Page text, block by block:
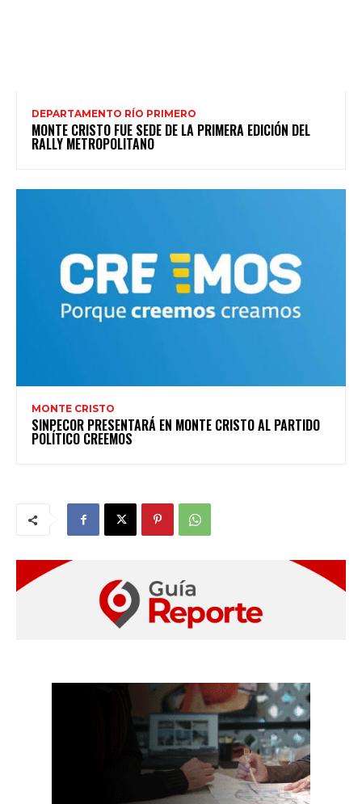
DEPARTAMENTO RÍO PRIMERO
MONTE CRISTO FUE SEDE DE LA PRIMERA EDICIÓN DEL
RALLY METROPOLITANO
MONTE CRISTO
SINPECOR PRESENTARÁ EN MONTE CRISTO AL PARTIDO
POLÍTICO CREEMOS